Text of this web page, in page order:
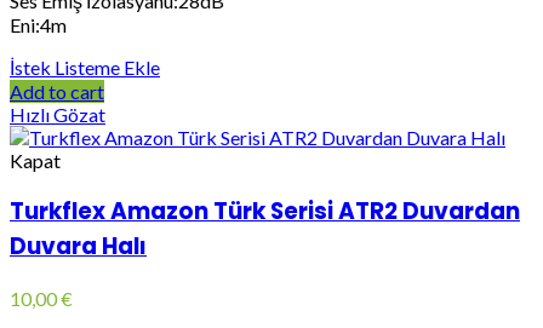
Eni:4m
İstek Listeme Ekle
Add to cart
Hızlı Gözat
Kapat
Turkflex Amazon Türk Serisi ATR2 Duvardan
Duvara Halı
10,00€